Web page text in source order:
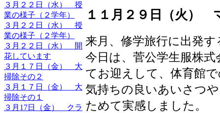
３月２２日（水） 授
業の様子（２学年）
３月２２日（水） 授
業の様子（２学年）
３月２２日（水） 開
花しています
３月１７日（金） 大
掃除その２
３月１７日（金） 大
掃除その１
３月17日（金） クラ
１１月２９日（火）
来月、修学旅行に出発す
今日は、菅公学生服株
てお迎えして、体育館
気持ちの良いあいさつ
ためて実感しました。